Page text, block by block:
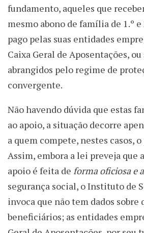
fundamento, aqueles que
mesmo abono de família de 1.º e
pago pelas suas entidades
Caixa Geral de Aposentações,
abrangidos pelo regime de
convergente.
Não havendo dúvida que estas
ao apoio, a situação decorre
a quem compete, nestes casos,
Assim, embora a lei preveja que
apoio é feita de forma oficiosa e
segurança social, o Instituto de
invoca que não tem dados sobre
beneficiários; as entidades